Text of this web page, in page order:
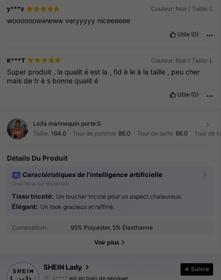
y***z Couleur: Noir / Taille: L
woooooowwwwwveryyyyy niceeeeee
Utile (0)
K***T Couleur: Noir / Taille: L
Super produit , laqualitéest la ,fidè le à lataille , peucher
maisdetrè s bonnequalité
Utile (0)
Le/la mannequin porte:S
Taille: 164.0 Tour de poitrine: 86.0 Tour de taille: 66.0 Tour de
Détails Du Produit
Caractéristiques de l'intelligence artificielle
Créé basé sur les détails
Tissu tricoté: Un toucher tricoté pour un aspect chaleureux.
Élégant: Un look gracieux et raffiné.
Composition: 95% Polyester, 5% Élasthanne
Voir plus
SHEIN Lady
c***7 est en train de naviguer
Suivre